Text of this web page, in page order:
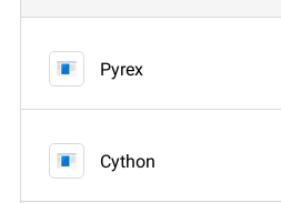
Pyrex
Cython